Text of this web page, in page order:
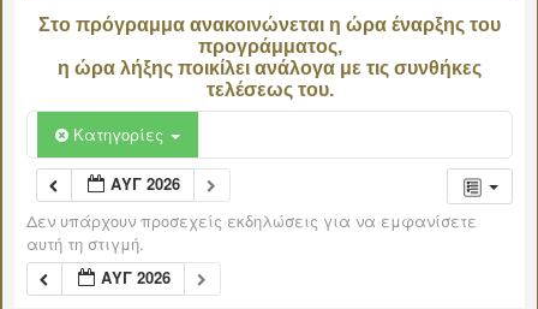
Στο πρόγραμμα ανακοινώνεται η ώρα έναρξης του
προγράμματος,
η ώρα λήξης ποικίλει ανάλογα με τις συνθήκες
τελέσεως του.
Κατηγορίες
ΑΥΓ 2026
Δεν υπάρχουν προσεχείς εκδηλώσεις για να εμφανίσετε
αυτή τη στιγμή.
ΑΥΓ 2026